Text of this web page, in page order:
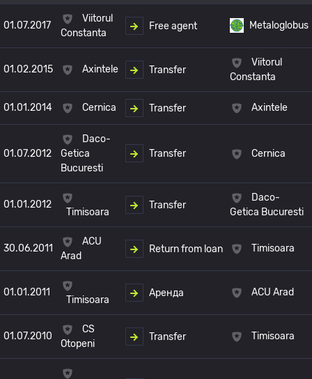
01.07.2017
Viitorul
Constanta
Free agent Metaloglobus
01.02.2015 Axintele Transfer
Viitorul
Constanta
01.01.2014 Cernica Transfer Axintele
01.07.2012
Daco-
Getica
Bucuresti
Transfer Cernica
01.01.2012
Timisoara
Transfer
Daco-
Getica Bucuresti
30.06.2011
ACU
Arad
Return from loan Timisoara
01.01.2011
Timisoara
Аренда ACU Arad
01.07.2010
CS
Otopeni
Transfer Timisoara